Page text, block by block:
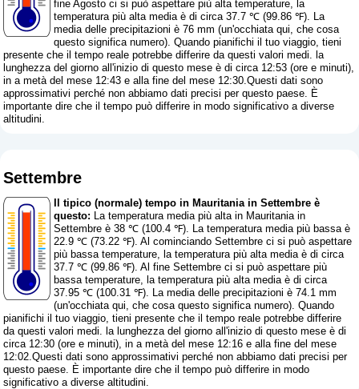
fine Agosto ci si può aspettare più alta temperature, la
temperatura più alta media è di circa 37.7 ℃ (99.86 ℉). La
media delle precipitazioni è 76 mm (un'occhiata qui, che cosa
questo significa numero). Quando pianifichi il tuo viaggio, tieni
presente che il tempo reale potrebbe differire da questi valori medi. la
lunghezza del giorno all'inizio di questo mese è di circa 12:53 (ore e minuti),
in a metà del mese 12:43 e alla fine del mese 12:30.Questi dati sono
approssimativi perché non abbiamo dati precisi per questo paese. È
importante dire che il tempo può differire in modo significativo a diverse
altitudini.
Settembre
Il tipico (normale) tempo in Mauritania in Settembre è
questo: La temperatura media più alta in Mauritania in
Settembre è 38 ℃ (100.4 ℉). La temperatura media più bassa è
22.9 ℃ (73.22 ℉). Al cominciando Settembre ci si può aspettare
più bassa temperature, la temperatura più alta media è di circa
37.7 ℃ (99.86 ℉). Al fine Settembre ci si può aspettare più
bassa temperature, la temperatura più alta media è di circa
37.95 ℃ (100.31 ℉). La media delle precipitazioni è 74.1 mm
(un'occhiata qui, che cosa questo significa numero). Quando
pianifichi il tuo viaggio, tieni presente che il tempo reale potrebbe differire
da questi valori medi. la lunghezza del giorno all'inizio di questo mese è di
circa 12:30 (ore e minuti), in a metà del mese 12:16 e alla fine del mese
12:02.Questi dati sono approssimativi perché non abbiamo dati precisi per
questo paese. È importante dire che il tempo può differire in modo
significativo a diverse altitudini.